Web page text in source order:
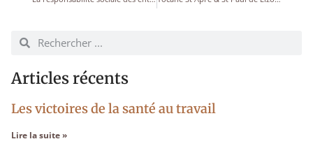
Articles récents
Les victoires de la santé au travail
Lire la suite »